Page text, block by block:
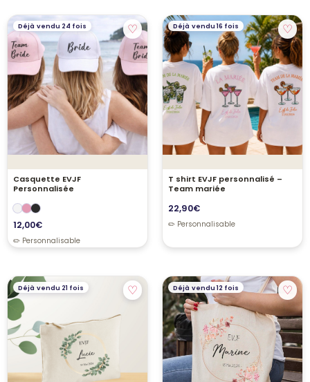
Déjà vendu 24 fois ♡
Casquette EVJF
Personnalisée
12,00€
Déjà vendu 16 fois ♡
T shirt EVJF personnalisé –
Team mariée
22,90€
Déjà vendu 21 fois ♡ Déjà vendu 12 fois ♡